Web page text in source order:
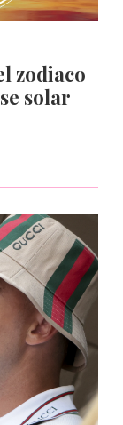
zodiaco
solar